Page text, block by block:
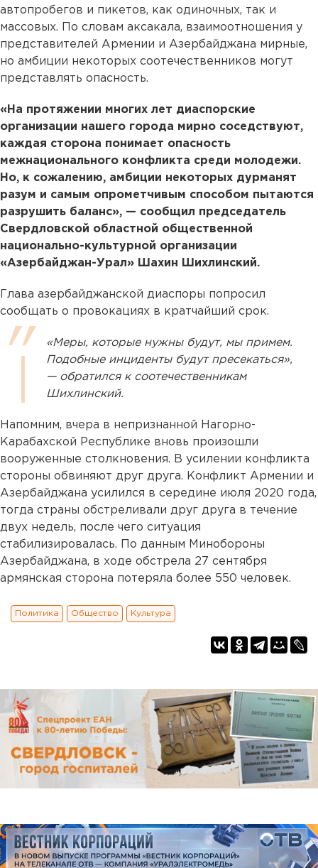
автопробегов и пикетов, как одиночных, так и
массовых. По словам аксакала, взаимоотношения у
представителей Армении и Азербайджана мирные,
но амбиции некоторых соотечественников могут
представлять опасность.
«На протяжении многих лет диаспорские
организации нашего города мирно соседствуют,
каждая сторона понимает опасность
межнационального конфликта среди молодежи.
Но, к сожалению, амбиции некоторых дурманят
разум и самым опрометчивым способом пытаются
разрушить баланс», — сообщил председатель
Свердловской областной общественной
национально-культурной организации
«Азербайджан-Урал» Шахин Шихлинский.
Глава азербайджанской диаспоры попросил
сообщать о провокациях в кратчайший срок.
«Меры, которые нужны будут, мы примем.
Подобные инциденты будут пресекаться»,
— обратился к соотечественникам
Шихлинский.
Напомним, вчера в непризнанной Нагорно-
Карабахской Республике вновь произошли
вооруженные столкновения. В усилении конфликта
стороны обвиняют друг друга. Конфликт Армении и
Азербайджана усилился в середине июля 2020 года,
тогда страны обстреливали друг друга в течение
двух недель, после чего ситуация
стабилизировалась. По данным Минобороны
Азербайджана, в ходе обстрела 27 сентября
армянская сторона потеряла более 550 человек.
Политика Общество Культура